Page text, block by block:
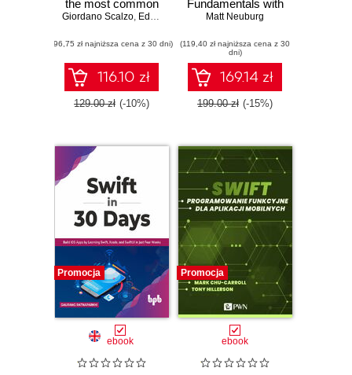
the most common
problems and
practices while
building SwiftUI
apps - Second
Edition
Giordano Scalzo, Edgar Nzokwe
(96,75 zł najniższa cena z 30 dni)
116.10 zł
129.00 zł (-10%)
Fundamentals with
Swift
Matt Neuburg
(119,40 zł najniższa cena z 30
dni)
169.14 zł
199.00 zł (-15%)
Promocja
ebook
Promocja
ebook